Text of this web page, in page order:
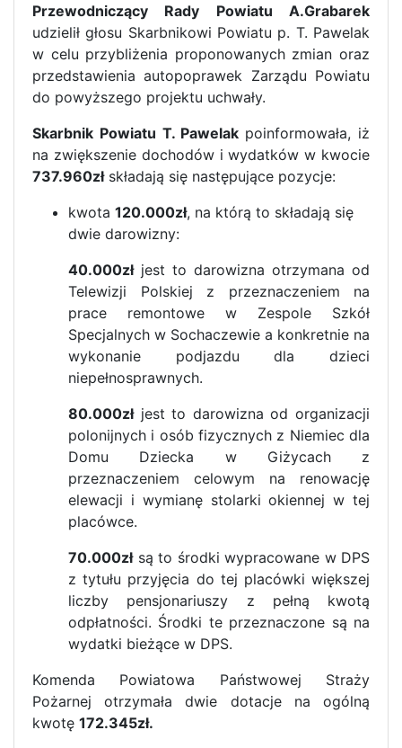
Przewodniczący Rady Powiatu A.Grabarek
udzielił głosu Skarbnikowi Powiatu p. T. Pawelak
w celu przybliżenia proponowanych zmian oraz
przedstawienia autopoprawek Zarządu Powiatu
do powyższego projektu uchwały.
Skarbnik Powiatu T. Pawelak poinformowała, iż
na zwiększenie dochodów i wydatków w kwocie
737.960złskładają się następujące pozycje:
kwota 120.000zł, na którą to składają się
dwie darowizny:
40.000złjest to darowizna otrzymana od
Telewizji Polskiej z przeznaczeniem na
prace remontowe w Zespole Szkół
Specjalnych w Sochaczewie a konkretnie na
wykonanie podjazdu dla dzieci
niepełnosprawnych.
80.000złjest to darowizna od organizacji
polonijnych i osób fizycznych z Niemiec dla
Domu Dziecka w Giżycach z
przeznaczeniem celowym na renowację
elewacji i wymianę stolarki okiennej w tej
placówce.
70.000złsą to środki wypracowane w DPS
z tytułu przyjęcia do tej placówki większej
liczby pensjonariuszy z pełną kwotą
odpłatności. Środki te przeznaczone są na
wydatki bieżące w DPS.
Komenda Powiatowa Państwowej Straży
Pożarnej otrzymała dwie dotacje na ogólną
kwotę 172.345zł.